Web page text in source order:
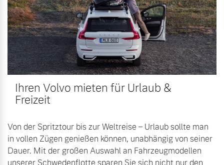
Ihren Volvo mieten für Urlaub &
Freizeit
Von der Spritztour bis zur Weltreise – Urlaub sollte man
in vollen Zügen genießen können, unabhängig von seiner
Dauer. Mit der großen Auswahl an Fahrzeugmodellen
unserer Schwedenflotte sparen Sie sich nicht nur den